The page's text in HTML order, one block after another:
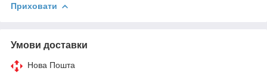
Приховати
Умови доставки
Нова Пошта